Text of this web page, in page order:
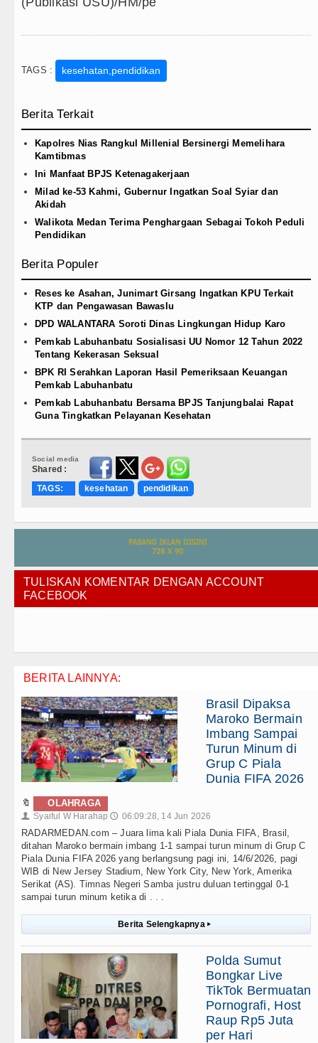
TAGS : kesehatan,pendidikan
Berita Terkait
Kapolres Nias Rangkul Millenial Bersinergi Memelihara
Kamtibmas
Ini Manfaat BPJS Ketenagakerjaan
Milad ke-53 Kahmi, Gubernur Ingatkan Soal Syiar dan
Akidah
Walikota Medan Terima Penghargaan Sebagai Tokoh Peduli
Pendidikan
Berita Populer
Reses ke Asahan, Junimart Girsang Ingatkan KPU Terkait
KTP dan Pengawasan Bawaslu
DPD WALANTARA Soroti Dinas Lingkungan Hidup Karo
Pemkab Labuhanbatu Sosialisasi UU Nomor 12 Tahun 2022
Tentang Kekerasan Seksual
BPK RI Serahkan Laporan Hasil Pemeriksaan Keuangan
Pemkab Labuhanbatu
Pemkab Labuhanbatu Bersama BPJS Tanjungbalai Rapat
Guna Tingkatkan Pelayanan Kesehatan
Social media
Shared :
TAGS:
kesehatan pendidikan
TULISKAN KOMENTAR DENGAN ACCOUNT
FACEBOOK
BERITA LAINNYA:
Brasil Dipaksa
Maroko Bermain
Imbang Sampai
Turun Minum di
Grup C Piala
Dunia FIFA 2026
🔖 OLAHRAGA
👤 Syaiful W Harahap 🕔 06:09:28, 14 Jun 2026
RADARMEDAN.com – Juara lima kali Piala Dunia FIFA, Brasil,
ditahan Maroko bermain imbang 1-1 sampai turun minum di Grup C
Piala Dunia FIFA 2026 yang berlangsung pagi ini, 14/6/2026, pagi
WIB di New Jersey Stadium, New York City, New York, Amerika
Serikat (AS). Timnas Negeri Samba justru duluan tertinggal 0-1
sampai turun minum ketika di . . .
Berita Selengkapnya ▸
Polda Sumut
Bongkar Live
TikTok Bermuatan
Pornografi, Host
Raup Rp5 Juta
per Hari